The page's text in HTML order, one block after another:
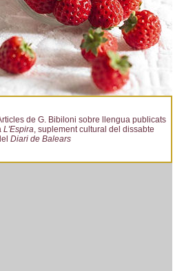
de G. Bibiloni sobre llengua publicats
L'Espira, suplement cultural del dissabte
Diari de Balears